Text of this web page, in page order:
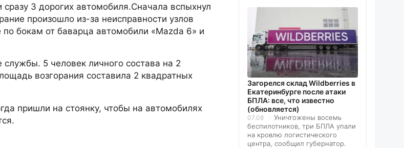
3 дорогих автомобиля.Сначала вспыхнул
произошло из-за неисправности узлов
бокам от баварца автомобили «Mazda 6» и
5 человек личного состава на 2
возгорания составила 2 квадратных
пришли на стоянку, чтобы на автомобилях
Загорелся склад Wildberries в
Екатеринбурге после атаки
БПЛА: все, что известно
(обновляется)
07.08
Уничтожены восемь
беспилотников, три БПЛА упали
на кровлю логистического
центра, сообщил губернатор.